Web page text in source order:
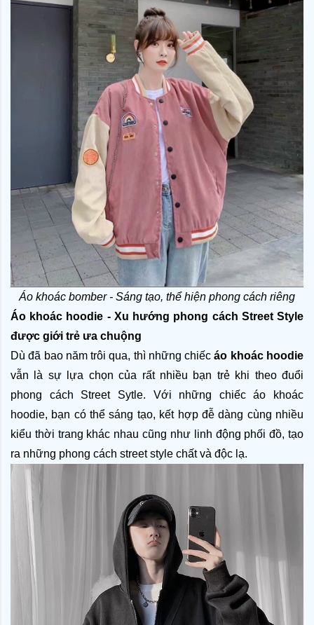
Áo khoác bomber - Sáng tạo, thể hiện phong cách riêng
Áo khoác hoodie - Xu hướng phong cách Street Style
được giới trẻ ưa chuộng
Dù đã bao năm trôi qua, thì những chiếc áo khoác hoodie
vẫn là sự lựa chọn của rất nhiều bạn trẻ khi theo đuổi
phong cách Street Sytle. Với những chiếc áo khoác
hoodie, bạn có thể sáng tạo, kết hợp đễ dàng cùng nhiều
kiểu thời trang khác nhau cũng như linh động phối đồ, tạo
ra những phong cách street style chất và độc lạ.